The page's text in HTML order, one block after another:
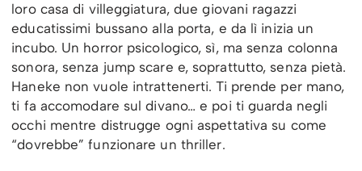
loro casa di villeggiatura, due giovani ragazzi
educatissimi bussano alla porta, e da lì inizia un
incubo. Un horror psicologico, sì, ma senza colonna
sonora, senza jump scare e, soprattutto, senza pietà.
Haneke non vuole intrattenerti. Ti prende per mano,
ti fa accomodare sul divano… e poi ti guarda negli
occhi mentre distrugge ogni aspettativa su come
“dovrebbe” funzionare un thriller.